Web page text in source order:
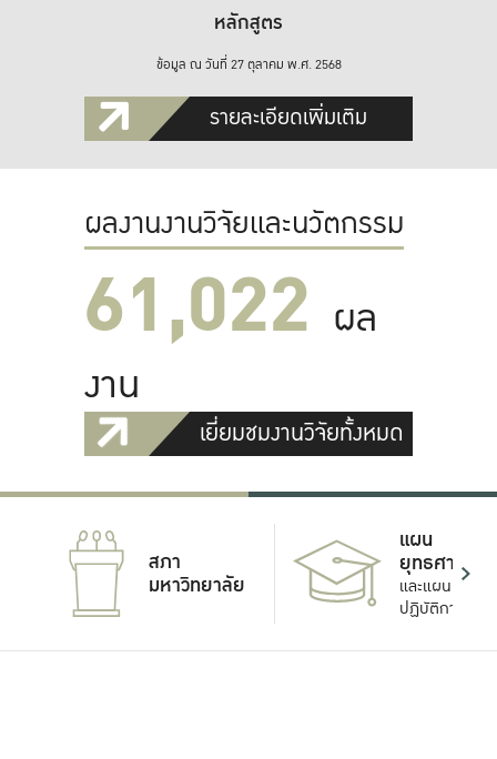
หลักสูตร
ข้อมูล ณ วันที่ 27 ตุลาคม พ.ศ. 2568
รายละเอียดเพิ่มเติม
ผลงานงานวิจัยและนวัตกรรม
61,022 ผล
งาน
เยี่ยมชมงานวิจัยทั้งหมด
สภา
มหาวิทยาลัย
แผน
ยุทธศาสตร์
และแผน
ปฏิบัติการ